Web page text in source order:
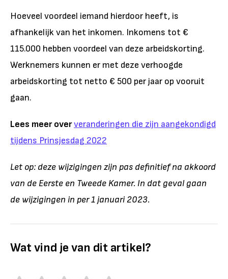
Hoeveel voordeel iemand hierdoor heeft, is
afhankelijk van het inkomen. Inkomens tot €
115.000 hebben voordeel van deze arbeidskorting.
Werknemers kunnen er met deze verhoogde
arbeidskorting tot netto € 500 per jaar op vooruit
gaan.
Lees meer oververanderingen die zijn aangekondigd
tijdens Prinsjesdag 2022
Let op: deze wijzigingen zijn pas definitief na akkoord
van de Eerste en Tweede Kamer. In dat geval gaan
de wijzigingen in per 1 januari 2023.
Wat vind je van dit artikel?